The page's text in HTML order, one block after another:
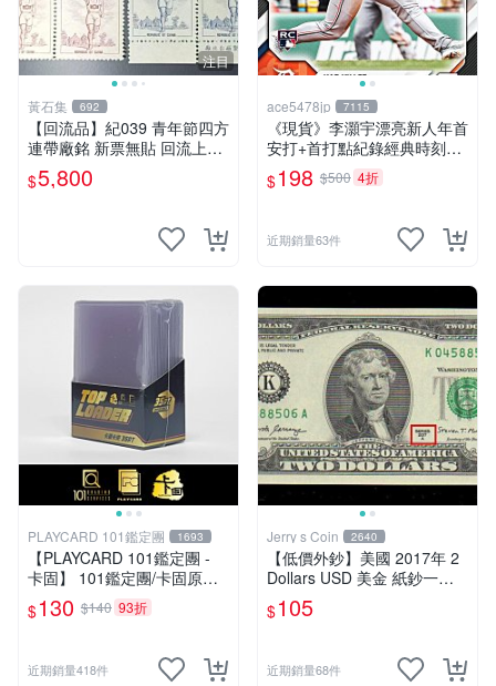
注目
黃石集 692
【回流品】紀039 青年節四方
連帶廠銘 新票無貼 回流上品
(VF) TS12242
$5,800
ace5478jp 7115
《現貨》李灝宇漂亮新人年首
安打+首打點紀錄經典時刻紀
念卡 2026 Topps Now Rooki
e
$198 $500 4折
近期銷量63件
PLAYCARD 101鑑定團 1693
【PLAYCARD 101鑑定團 -
卡固】 101鑑定團/卡固原廠
原裝 一般卡夾 / 塑膠殼 尺
寸：35pt
$130 $140 93折
近期銷量418件
Jerry s Coin 2640
【低價外鈔】美國 2017年 2
Dollars USD 美金 紙鈔一枚
少見
$105
近期銷量68件